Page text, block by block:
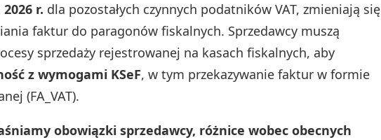
r. dla pozostałych czynnych podatników VAT, zmieniają się
faktur do paragonów fiskalnych. Sprzedawcy muszą
sprzedaży rejestrowanej na kasach fiskalnych, aby
z wymogami KSeF, w tym przekazywanie faktur w formie
(FA_VAT).
obowiązki sprzedawcy, różnice wobec obecnych